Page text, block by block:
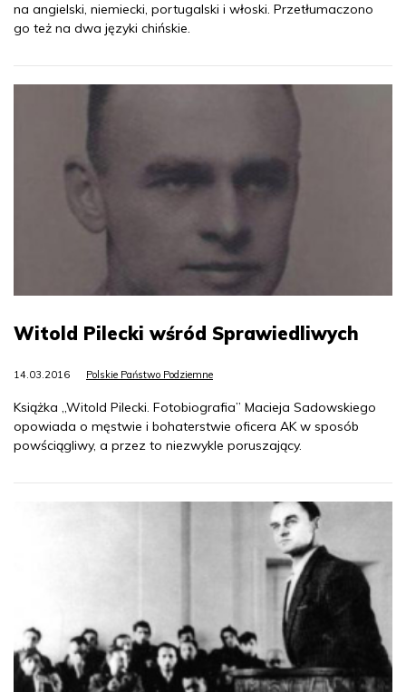
na angielski, niemiecki, portugalski i włoski. Przetłumaczono
go też na dwa języki chińskie.
Witold Pilecki wśród Sprawiedliwych
14.03.2016 Polskie Państwo Podziemne
Książka „Witold Pilecki. Fotobiografia” Macieja Sadowskiego
opowiada o męstwie i bohaterstwie oficera AK w sposób
powściągliwy, a przez to niezwykle poruszający.